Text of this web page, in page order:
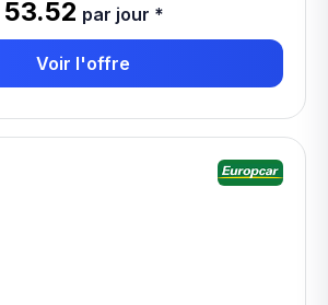
par jour *
Voir l'offre